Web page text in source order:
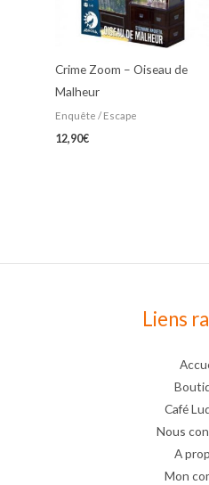
Crime Zoom – Oiseau de
Malheur
Enquête / Escape
12,90€
Liens
Café
Nous
A
Mon